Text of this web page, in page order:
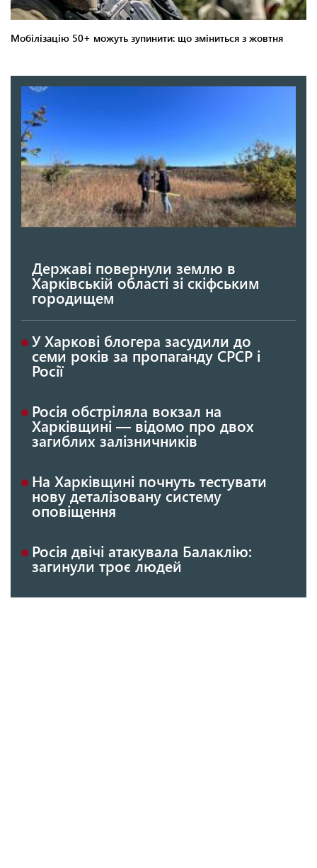
Державі повернули землю в
Харківській області зі скіфським
городищем
У Харкові блогера засудили до
семи років за пропаганду СРСР і
Росії
Росія обстріляла вокзал на
Харківщині — відомо про двох
загиблих залізничників
На Харківщині почнуть тестувати
нову деталізовану систему
оповіщення
Росія двічі атакувала Балаклію:
загинули троє людей